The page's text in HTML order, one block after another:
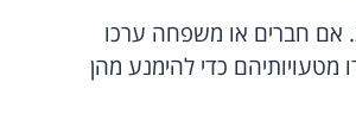
אם חברים או משפחה ערכו
כדי להימנע מהן